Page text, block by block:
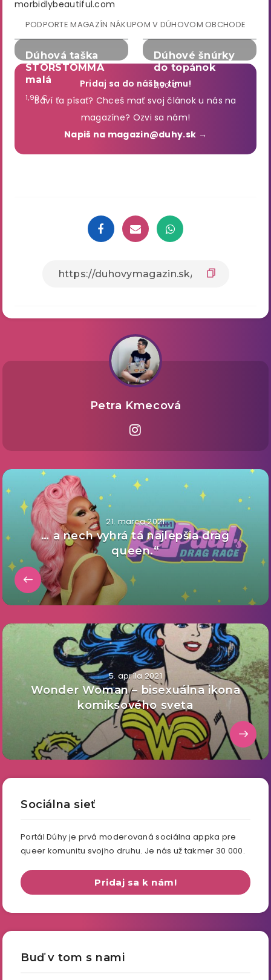
morbidlybeautiful.com
PODPORTE MAGAZÍN NÁKUPOM V DÚHOVOM OBCHODE
Dúhová taška
STORSTOMMA
malá
1,90 €
Dúhové šnúrky
do topánok
2,90 €
Pridaj sa do nášho tímu!
Baví ťa písať? Chceš mať svoj článok u nás na
magazíne? Ozvi sa nám!
Napiš na magazin@duhy.sk →
Petra Kmecová
21. marca 2021
… a nech vyhrá tá najlepšia drag
queen.“
5. apríla 2021
Wonder Woman – bisexuálna ikona
komiksového sveta
Sociálna sieť
Portál Dúhy je prvá moderovaná sociálna appka pre
queer komunitu svojho druhu. Je nás už takmer 30 000.
Pridaj sa k nám!
Buď v tom s nami